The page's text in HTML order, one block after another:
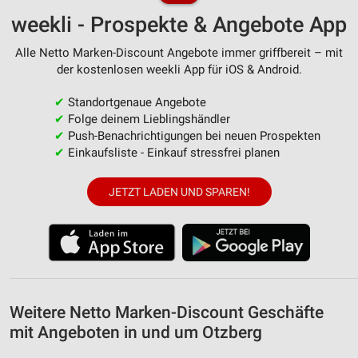
weekli - Prospekte & Angebote App
Alle Netto Marken-Discount Angebote immer griffbereit – mit
der kostenlosen weekli App für iOS & Android.
✔ Standortgenaue Angebote
✔ Folge deinem Lieblingshändler
✔ Push-Benachrichtigungen bei neuen Prospekten
✔ Einkaufsliste - Einkauf stressfrei planen
JETZT LADEN UND SPAREN!
Weitere Netto Marken-Discount Geschäfte
mit Angeboten in und um Otzberg
Verwendung von Profilen zur Auswahl
Messung der Werbeleistung
Messung der Performance von Inhalten
Analyse von Zielgruppen durch Statistiken oder
Kombinationen von Daten aus verschiedenen
Entwicklung und Verbesserung der Angebote
Verwendung reduzierter Daten zur Auswahl von
Inhalten
Geräte anhand von aktiv angeforderten
Informationen identifizieren